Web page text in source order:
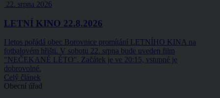
22. srpna 2026
LETNÍ KINO 22.8.2026
I letos pořádá obec Borovnice promítání LETNÍHO KINA na
fotbalovém hřišti. V sobotu 22. srpna bude uveden film
"NEČEKANÉ LÉTO". Začátek je ve 20:15, vstupné je
dobrovolné.
Celý článek
Obecní úřad